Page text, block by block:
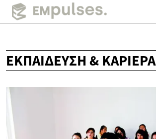
ΕΚΠΑΊΔΕΥΣΗ & ΚΑΡΙΈΡΑ